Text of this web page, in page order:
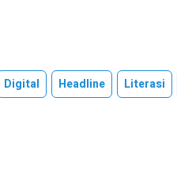
Digital Headline Literasi